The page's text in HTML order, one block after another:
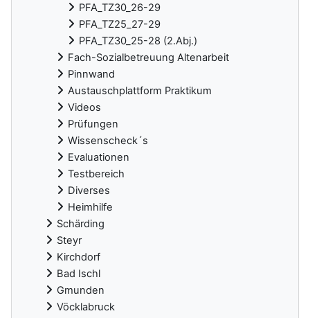
PFA_TZ30_26-29
PFA_TZ25_27-29
PFA_TZ30_25-28 (2.Abj.)
Fach-Sozialbetreuung Altenarbeit
Pinnwand
Austauschplattform Praktikum
Videos
Prüfungen
Wissenscheck´s
Evaluationen
Testbereich
Diverses
Heimhilfe
Schärding
Steyr
Kirchdorf
Bad Ischl
Gmunden
Vöcklabruck